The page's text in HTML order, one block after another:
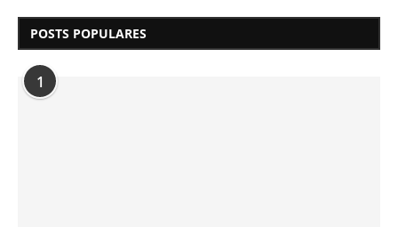
POSTS POPULARES
1